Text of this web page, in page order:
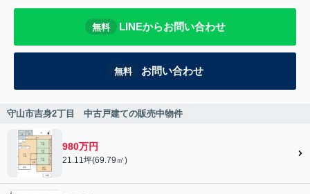
無料 LINEからお問い合わせ
無料 お問い合わせ
守山市吉身2丁目 中古戸建ての販売中物件
980万円
21.11坪(69.79㎡)